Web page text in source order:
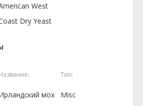
West
Dry Yeast
Тип:
мох Misc